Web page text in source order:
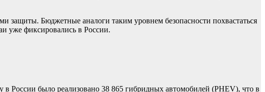
защиты. Бюджетные аналоги таким уровнем безопасности похвастаться
уже фиксировались в России.
в России было реализовано 38 865 гибридных автомобилей (PHEV), что в